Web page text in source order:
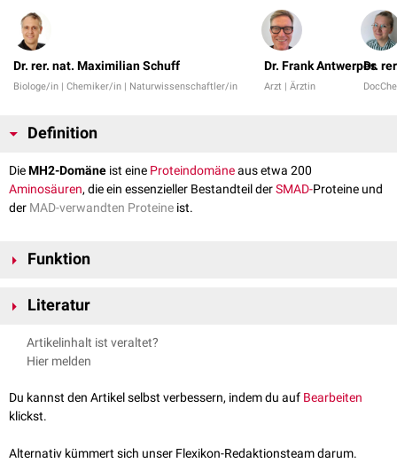
Dr. rer. nat. Maximilian Schuff
Biologe/in | Chemiker/in | Naturwissenschaftler/in
Dr. Frank Antwerpes
Arzt | Ärztin
Dr.
Definition
DieMH2-Domäne ist eine Proteindomäneaus etwa 200
Aminosäuren, die ein essenzieller Bestandteil derSMAD-Proteine und
der MAD-verwandten Proteine ist.
Funktion
verantwortlich für die
Bindung anSARA(SMAD-Anker zur Rezeptoraktivierung – ein
positiver Regulator des
Interaktion mit verschiedenenDNA-bindenden Proteinen
Gewährleistung der
Literatur
Kohei und Tomomasa. Chapter 55 - Bone Morphogenetic Protein
Receptors and Actions, Editor(s): John P. Bilezikian, Lawrence G.
Principles of Bone Biology (Third Edition), Academic Press,2008,
Pages 1177-1196
Artikelinhalt ist veraltet?
Hier melden
Du kannst den Artikel selbst verbessern, indem du auf Bearbeiten
klickst.
Alternativ kümmert sich unser Flexikon-Redaktionsteam darum.